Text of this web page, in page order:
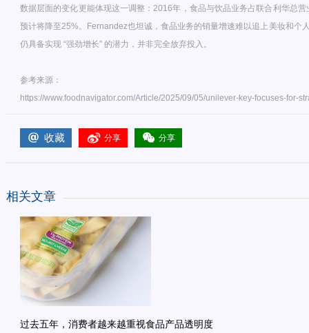
数据层面的变化更能体现这一调整：2016年，食品与饮品业务占联合利华总
预计将降至25%。Fernandez也坦诚，食品业务的销量增速难以追上美妆和个
仍具备实现 “强劲增长” 的潜力，并非完全放弃投入。
参考来源：
https://www.foodnavigator.com/Article/2025/09/05/unilever-key-focuses-for-
收藏 分享 分享
相关文章
过去五年，消费者越来越重视食品产品透明度